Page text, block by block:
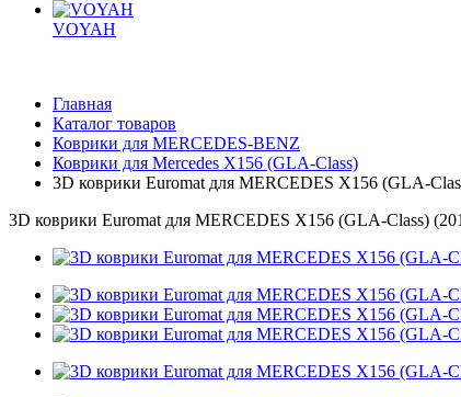
VOYAH
Главная
Каталог товаров
Коврики для MERCEDES-BENZ
Коврики для Mercedes X156 (GLA-Class)
3D коврики Euromat для MERCEDES X156 (GLA-
3D коврики Euromat для MERCEDES X156 (GLA-Class)